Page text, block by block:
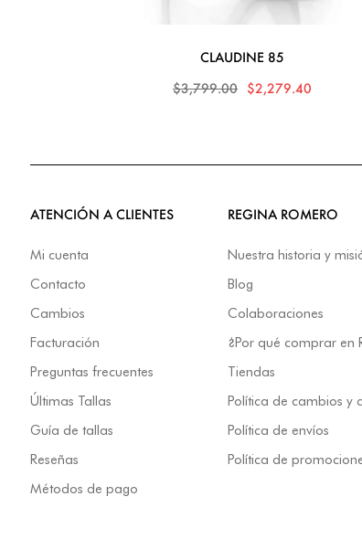
CLAUDINE 85
$3,799.00 $2,279.40
ATENCIÓN A CLIENTES
Mi cuenta
Contacto
Cambios
Facturación
Preguntas frecuentes
Últimas Tallas
Guía de tallas
Reseñas
Métodos de pago
REGINA ROMERO
Nuestra historia y
Blog
Colaboraciones
¿Por qué comprar en
Tiendas
Política de cambios y
Política de envíos
Política de